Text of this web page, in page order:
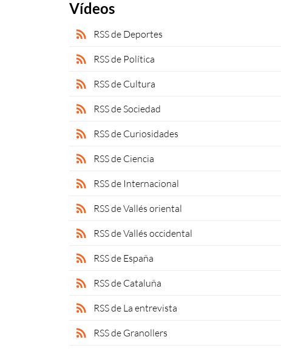
Vídeos
rss_feed RSS de Deportes
rss_feed RSS de Política
rss_feed RSS de Cultura
rss_feed RSS de Sociedad
rss_feed RSS de Curiosidades
rss_feed RSS de Ciencia
rss_feed RSS de Internacional
rss_feed RSS de Vallés oriental
rss_feed RSS de Vallés occidental
rss_feed RSS de España
rss_feed RSS de Cataluña
rss_feed RSS de La entrevista
rss_feed RSS de Granollers